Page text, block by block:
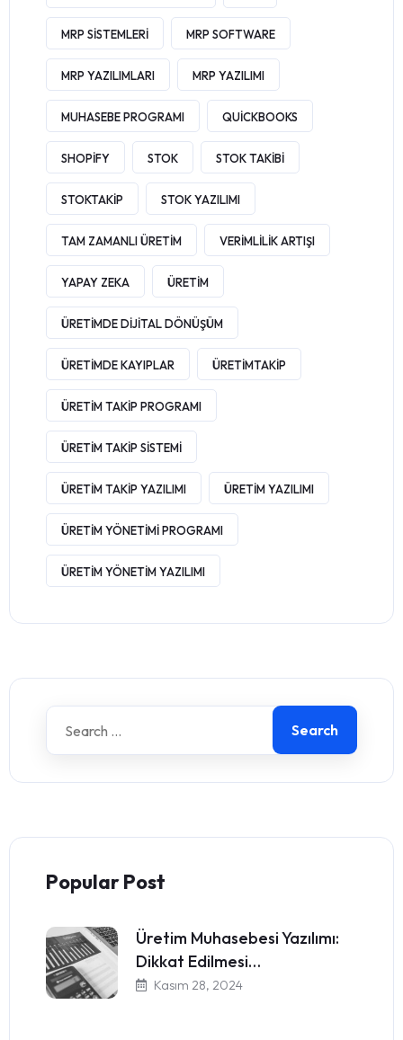
MRP SISTEMLERI MRP SOFTWARE
MRP YAZILIMLARI MRP YAZILIMI
MUHASEBE PROGRAMI QUICKBOOKS
SHOPIFY STOK STOK TAKIBI
STOKTAKIP STOK YAZILIMI
TAM ZAMANLI ÜRETIM VERIMLILIK ARTIŞI
YAPAY ZEKA ÜRETIM
ÜRETIMDE DIJITAL DÖNÜŞÜM
ÜRETIMDE KAYIPLAR ÜRETIMTAKIP
ÜRETIM TAKIP PROGRAMI
ÜRETIM TAKIP SISTEMI
ÜRETIM TAKIP YAZILIMI ÜRETIM YAZILIMI
ÜRETIM YÖNETIMI PROGRAMI
ÜRETIM YÖNETIM YAZILIMI
Search
Popular Post
Üretim Muhasebesi Yazılımı:
Dikkat Edilmesi…
Kasım 28, 2024